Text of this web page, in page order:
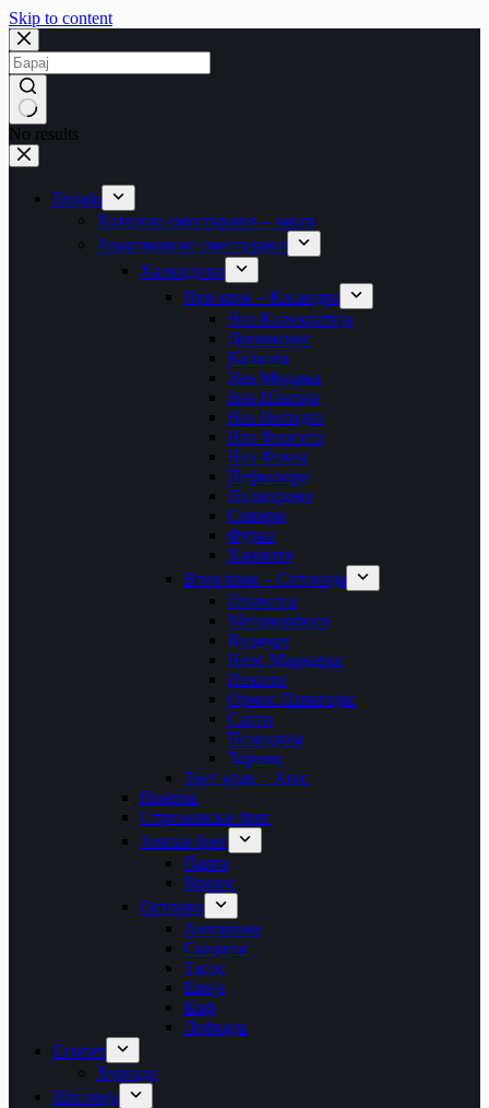
Skip to content
No results
Грција
Хотелско сместување – закуп
Апартманско сместување
Халкидики
Прв крак – Касандра
Неа Каликратија
Дионисиос
Калитеа
Неа Модања
Неа Плагија
Неа Потидеа
Неа Флогита
Неа Фокеа
Пефкохори
Полихроно
Сивири
Фурка
Ханиоти
Втор крак – Ситонија
Геракини
Метаморфоси
Вурвуру
Неос Мармарас
Никити
Ормос Панагијас
Сарти
Псакудија
Торони
Трет крак – Атос
Пиериа
Стримонски брег
Јонски брег
Парга
Врахос
Острови
Амулиани
Скијатос
Тасос
Евија
Крф
Лефкада
Египет
Хургада
Шпанија